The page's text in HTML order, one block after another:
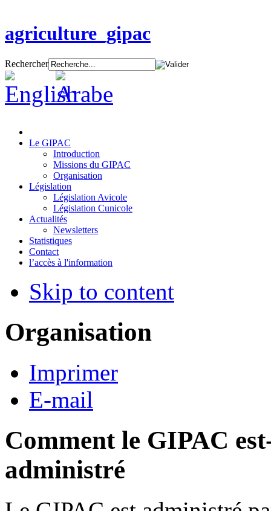
agriculture_gipac
Rechercher
Le GIPAC
Introduction
Missions du GIPAC
Organisation
Législation
Législation Avicole
Législation Cunicole
Actualités
Newsletters
Statistiques
Contact
l’accès à l'information
Skip to content
Organisation
Imprimer
E-mail
Comment le GIPAC
administré